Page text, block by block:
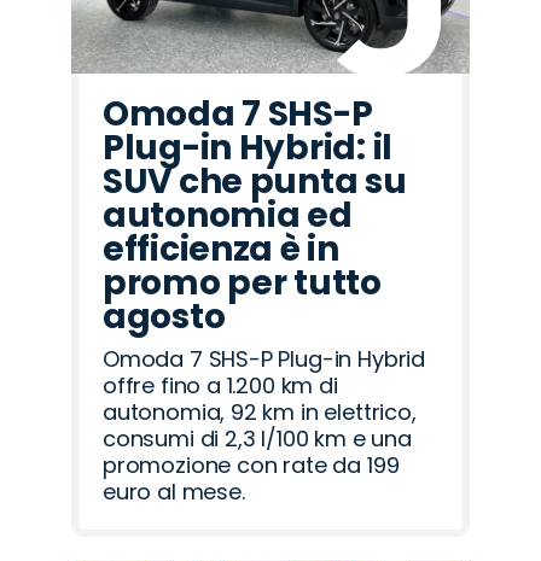
Omoda 7 SHS-P
Plug-in Hybrid: il
SUV che punta su
autonomia ed
efficienza è in
promo per tutto
agosto
Omoda 7 SHS-P Plug-in Hybrid
offre fino a 1.200 km di
autonomia, 92 km in elettrico,
consumi di 2,3 l/100 km e una
promozione con rate da 199
euro al mese.